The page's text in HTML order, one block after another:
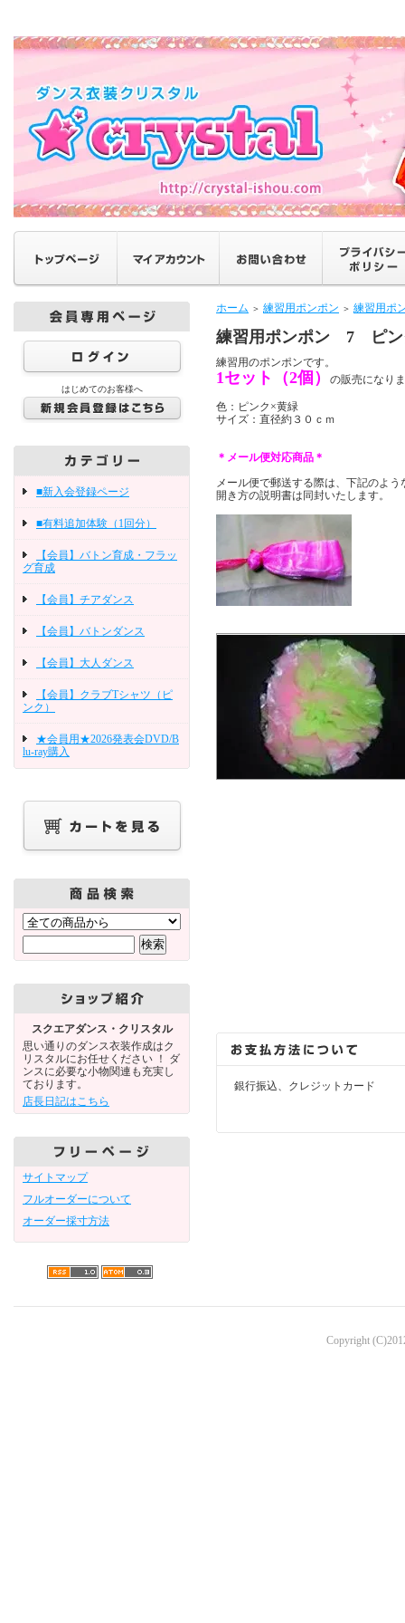
はじめてのお客様へ
■新入会登録ページ
■有料追加体験（1回分）
【会員】バトン育成・フラッ
グ育成
【会員】チアダンス
【会員】バトンダンス
【会員】大人ダンス
【会員】クラブTシャツ（ピ
ンク）
★会員用★2026発表会DVD/B
lu-ray購入
スクエアダンス・クリスタル
思い通りのダンス衣装作成はク
リスタルにお任せください ！ ダ
ンスに必要な小物関連も充実し
ております。
店長日記はこちら
サイトマップ
フルオーダーについて
オーダー採寸方法
ホーム ＞ 練習用ポンポン ＞ 練習用
練習用ポンポン 7 ピ
練習用のポンポンです。
1セット（2個） の販売になり
色：ピンク×黄緑
サイズ：直径約３０ｃｍ
＊メール便対応商品＊
メール便で郵送する際は、下記のよ
開き方の説明書は同封いたします。
銀行振込、クレジットカード
Copyright